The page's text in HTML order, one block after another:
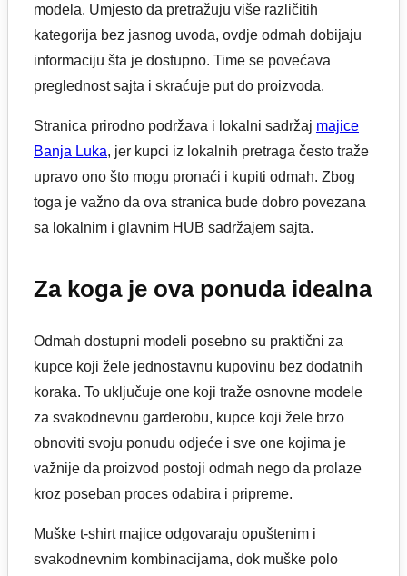
modela. Umjesto da pretražuju više različitih
kategorija bez jasnog uvoda, ovdje odmah dobijaju
informaciju šta je dostupno. Time se povećava
preglednost sajta i skraćuje put do proizvoda.
Stranica prirodno podržava i lokalni sadržaj majice
Banja Luka, jer kupci iz lokalnih pretraga često traže
upravo ono što mogu pronaći i kupiti odmah. Zbog
toga je važno da ova stranica bude dobro povezana
sa lokalnim i glavnim HUB sadržajem sajta.
Za koga je ova ponuda idealna
Odmah dostupni modeli posebno su praktični za
kupce koji žele jednostavnu kupovinu bez dodatnih
koraka. To uključuje one koji traže osnovne modele
za svakodnevnu garderobu, kupce koji žele brzo
obnoviti svoju ponudu odjeće i sve one kojima je
važnije da proizvod postoji odmah nego da prolaze
kroz poseban proces odabira i pripreme.
Muške t-shirt majice odgovaraju opuštenim i
svakodnevnim kombinacijama, dok muške polo